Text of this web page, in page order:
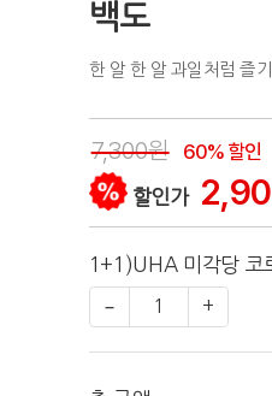
백도
한 알 한 알 과일처럼 즐
7,300원 60% 할인
할인가
1+1)UHA 미각당 코
− 1 +